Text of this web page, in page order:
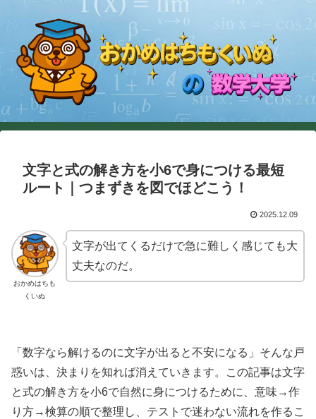
文字と式の解き方を小6で身につける最短
ルート｜つまずきを図でほどこう！
2025.12.09
おかめはちも
くいぬ
文字が出てくるだけで急に難しく感じても大
丈夫なのだ。
「数字なら解けるのに文字が出ると不安になる」そんな戸
惑いは、決まりを知れば消えていきます。この記事は文字
と式の解き方を小6で自然に身につけるために、意味→作
り方→検算の順で整理し、テストで迷わない流れを作るこ